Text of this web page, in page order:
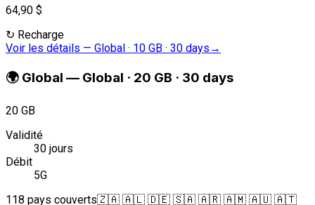
64,90 $
↻ Recharge
Voir les détails — Global · 10 GB · 30 days →
🌍 Global — Global · 20 GB · 30 days
20 GB
Validité
30 jours
Débit
5G
118 pays couverts🇿🇦 🇦🇱 🇩🇪 🇸🇦 🇦🇷 🇦🇲 🇦🇺 🇦🇹